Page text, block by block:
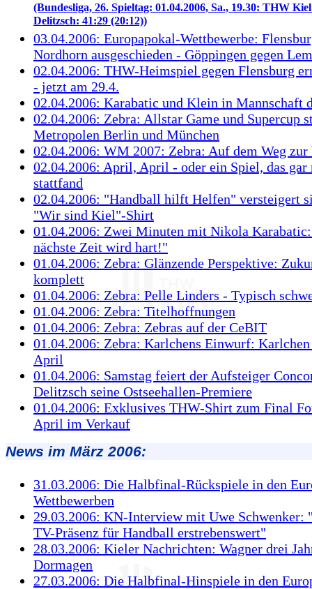
(Bundesliga, 26. Spieltag: 01.04.2006, Sa., 19.30: THW
Delitzsch: 41:29 (20:12))
03.04.2006: Europapokal-Wettbewerbe:
Nordhorn ausgeschieden - Göppingen gegen
02.04.2006: THW-Heimspiel gegen Flensburg
- jetzt am 29.4.
02.04.2006: Karabatic und Klein in Mannschaft
02.04.2006: Zebra: Allstar Game und Supercup
Metropolen Berlin und München
02.04.2006: WM 2007: Zebra: Auf dem Weg
02.04.2006: April, April - oder ein Spiel, das gar
stattfand
02.04.2006: "Handball hilft Helfen" versteigert
"Wir sind Kiel"-Shirt
01.04.2006: Zwei Minuten mit Nikola
nächste Zeit wird hart!"
01.04.2006: Zebra: Glänzende Perspektive:
komplett
01.04.2006: Zebra: Pelle Linders - Typisch
01.04.2006: Zebra: Titelhoffnungen
01.04.2006: Zebra: Zebras auf der CeBIT
01.04.2006: Zebra: Karlchens Einwurf:
April
01.04.2006: Samstag feiert der Aufsteiger
Delitzsch seine Ostseehallen-Premiere
01.04.2006: Exklusives THW-Shirt zum Final
April im Verkauf
News im März 2006:
31.03.2006: Die Halbfinal-Rückspiele in den
Wettbewerben
29.03.2006: KN-Interview mit Uwe Schwenker:
TV-Präsenz für Handball erstrebenswert"
28.03.2006: Kieler Nachrichten: Wagner drei
Dormagen
27.03.2006: Die Halbfinal-Hinspiele in den